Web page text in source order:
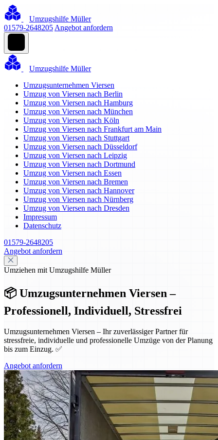
Umzugshilfe Müller
01579-2648205 Angebot anfordern
Umzugshilfe Müller
Umzugsunternehmen Viersen
Umzug von Viersen nach Berlin
Umzug von Viersen nach Hamburg
Umzug von Viersen nach München
Umzug von Viersen nach Köln
Umzug von Viersen nach Frankfurt am Main
Umzug von Viersen nach Stuttgart
Umzug von Viersen nach Düsseldorf
Umzug von Viersen nach Leipzig
Umzug von Viersen nach Dortmund
Umzug von Viersen nach Essen
Umzug von Viersen nach Bremen
Umzug von Viersen nach Hannover
Umzug von Viersen nach Nürnberg
Umzug von Viersen nach Dresden
Impressum
Datenschutz
01579-2648205
Angebot anfordern
Umziehen mit Umzugshilfe Müller
📦 Umzugsunternehmen Viersen –
Professionell, Individuell, Stressfrei
Umzugsunternehmen Viersen – Ihr zuverlässiger Partner für
stressfreie, individuelle und professionelle Umzüge von der Planung
bis zum Einzug. ✅
Angebot anfordern